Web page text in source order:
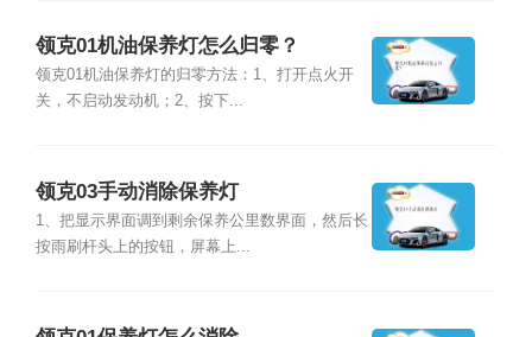
领克01机油保养灯怎么归零？
领克01机油保养灯的归零方法：1、打开点火开
关，不启动发动机；2、按下...
领克03手动消除保养灯
1、把显示界面调到剩余保养公里数界面，然后长
按雨刷杆头上的按钮，屏幕上...